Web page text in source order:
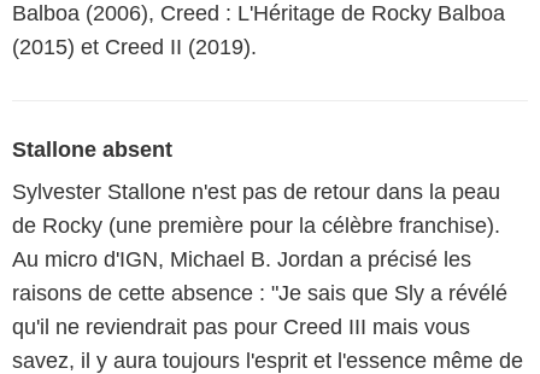
Balboa (2006), Creed : L'Héritage de Rocky Balboa
(2015) et Creed II (2019).
Stallone absent
Sylvester Stallone n'est pas de retour dans la peau
de Rocky (une première pour la célèbre franchise).
Au micro d'IGN, Michael B. Jordan a précisé les
raisons de cette absence : "Je sais que Sly a révélé
qu'il ne reviendrait pas pour Creed III mais vous
savez, il y aura toujours l'esprit et l'essence même de